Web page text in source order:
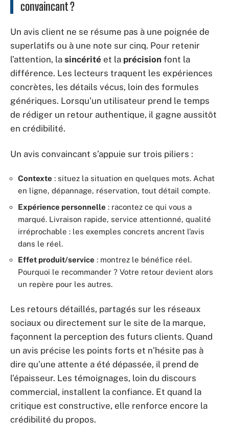
convaincant ?
Un avis client ne se résume pas à une poignée de
superlatifs ou à une note sur cinq. Pour retenir
l’attention, la sincérité et la précision font la
différence. Les lecteurs traquent les expériences
concrètes, les détails vécus, loin des formules
génériques. Lorsqu’un utilisateur prend le temps
de rédiger un retour authentique, il gagne aussitôt
en crédibilité.
Un avis convaincant s’appuie sur trois piliers :
Contexte : situez la situation en quelques mots. Achat
en ligne, dépannage, réservation, tout détail compte.
Expérience personnelle : racontez ce qui vous a
marqué. Livraison rapide, service attentionné, qualité
irréprochable : les exemples concrets ancrent l’avis
dans le réel.
Effet produit/service : montrez le bénéfice réel.
Pourquoi le recommander ? Votre retour devient alors
un repère pour les autres.
Les retours détaillés, partagés sur les réseaux
sociaux ou directement sur le site de la marque,
façonnent la perception des futurs clients. Quand
un avis précise les points forts et n’hésite pas à
dire qu’une attente a été dépassée, il prend de
l’épaisseur. Les témoignages, loin du discours
commercial, installent la confiance. Et quand la
critique est constructive, elle renforce encore la
crédibilité du propos.